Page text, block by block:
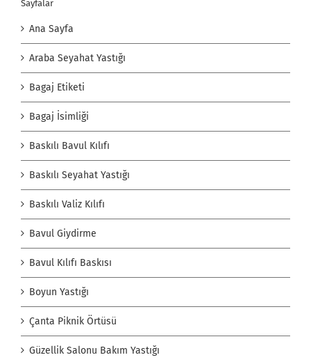
Sayfalar
Ana Sayfa
Araba Seyahat Yastığı
Bagaj Etiketi
Bagaj İsimliği
Baskılı Bavul Kılıfı
Baskılı Seyahat Yastığı
Baskılı Valiz Kılıfı
Bavul Giydirme
Bavul Kılıfı Baskısı
Boyun Yastığı
Çanta Piknik Örtüsü
Güzellik Salonu Bakım Yastığı